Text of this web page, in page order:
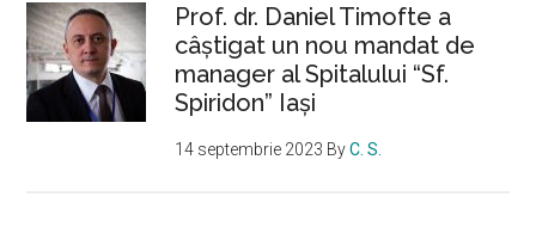
Prof. dr. Daniel Timofte a
câștigat un nou mandat de
manager al Spitalului “Sf.
Spiridon” Iași
14 septembrie 2023 ByC. S.